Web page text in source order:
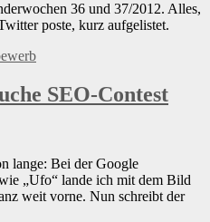
36 und 37/2012. Alles,
poste, kurz aufgelistet.
SEO-Contest
lange: Bei der Google
„Ufo“ lande ich mit dem Bild
weit vorne. Nun schreibt der